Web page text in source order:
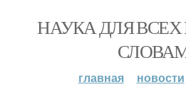
НАУКА ДЛЯ
главная новости